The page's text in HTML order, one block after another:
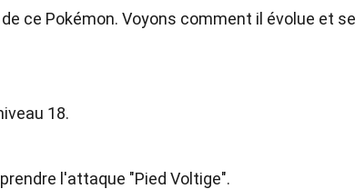
ce Pokémon. Voyons comment il évolue et se
18.
l'attaque "Pied Voltige".